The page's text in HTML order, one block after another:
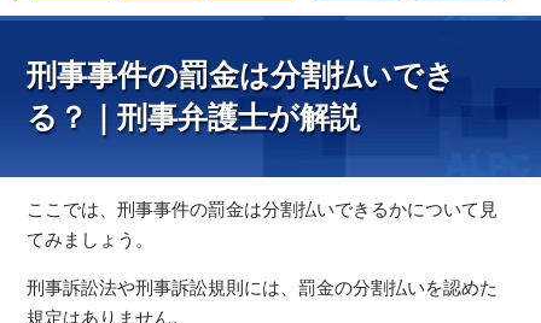
刑事事件の罰金は分割払いでき
る？｜刑事弁護士が解説
ここでは、刑事事件の罰金は分割払いできるかについて見
てみましょう。
刑事訴訟法や刑事訴訟規則には、罰金の分割払いを認めた
規定はありません。